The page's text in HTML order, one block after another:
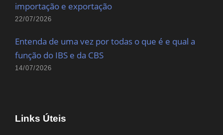
importação e exportação
22/07/2026
Entenda de uma vez por todas o que é e qual a
função do IBS e da CBS
14/07/2026
Links Úteis